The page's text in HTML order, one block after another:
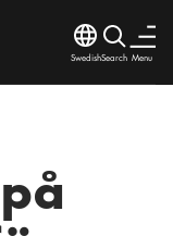
Language
Search Menu